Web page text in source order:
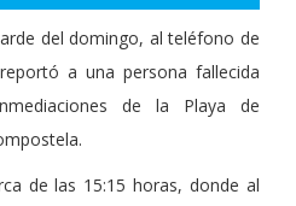
del domingo, al teléfono de
a una persona fallecida
de la Playa de
de las 15:15 horas, donde al